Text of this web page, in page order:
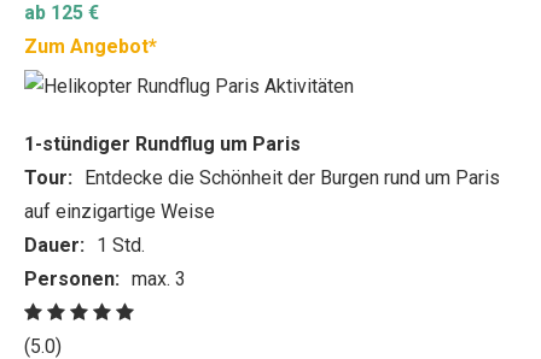
ab 125 €
Zum Angebot*
1-stündiger Rundflug um Paris
Tour: Entdecke die Schönheit der Burgen rund um Paris
auf einzigartige Weise
Dauer: 1 Std.
Personen: max. 3
(5.0)